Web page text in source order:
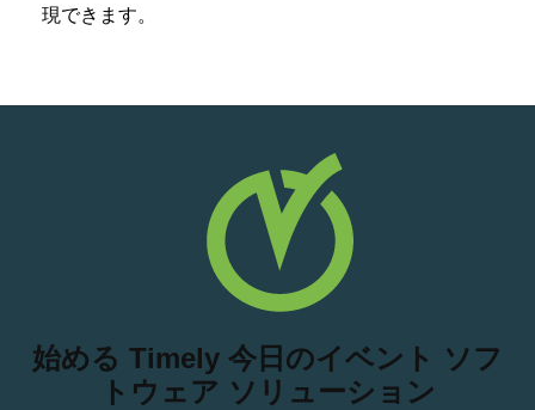
現できます。
始める Timely 今日のイベント ソフ
トウェア ソリューション